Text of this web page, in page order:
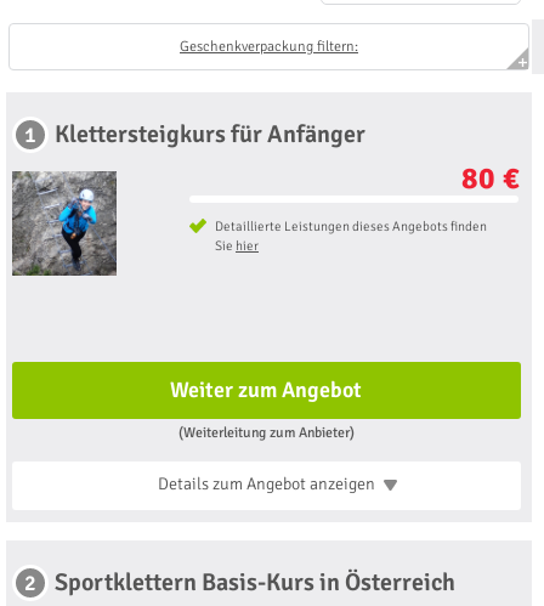
Geschenkverpackung filtern:
1 Klettersteigkurs für Anfänger
80 €
Detaillierte Leistungen dieses Angebots finden
Sie hier
Weiter zum Angebot
(Weiterleitung zum Anbieter)
Details zum Angebotanzeigen
2 Sportklettern Basis-Kurs in Österreich